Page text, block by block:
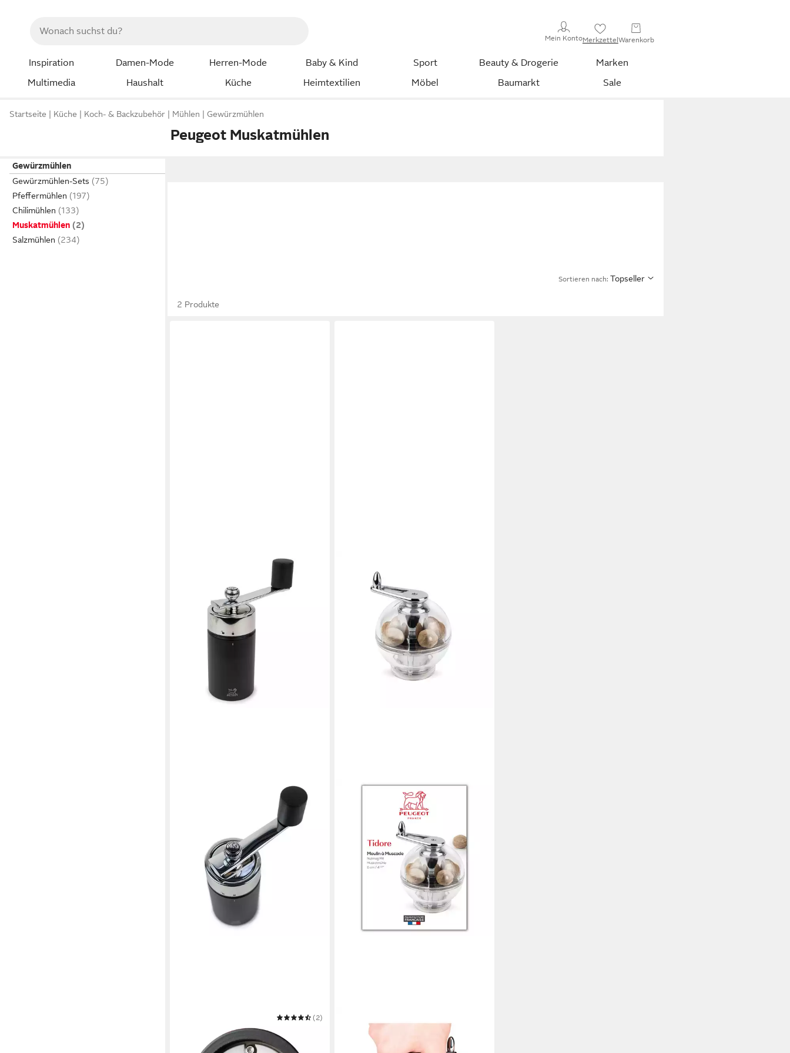
Mein KontoMerkzettelWarenkorb
Inspiration Damen-Mode Herren-Mode Baby & Kind Sport Beauty & Drogerie
Marken
Multimedia
Haushalt Küche Heimtextilien Möbel Baumarkt Sale
Startseite Küche Koch- & Backzubehör Mühlen Gewürzmühlen
Peugeot Muskatmühlen
Gewürzmühlen
Gewürzmühlen-Sets
Pfeffermühlen
Chilimühlen
Muskatmühlen
Salzmühlen
Sortieren nach: Topseller
2 Produkte
Muskatmühle Muskatnussmühle ISEN
15cm Buchenholz Schwarz Matt
(2)
Muskatmühle TIDORE 11cm
Transparent Acryl Edelstahl für